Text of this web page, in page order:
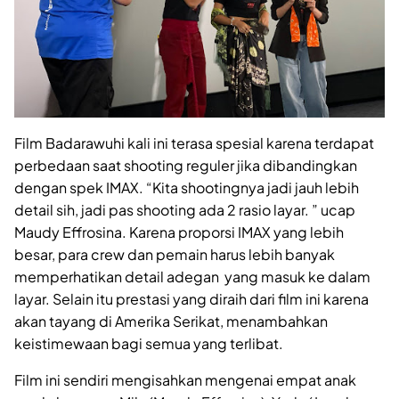
Film Badarawuhi kali ini terasa spesial karena terdapat
perbedaan saat shooting reguler jika dibandingkan
dengan spek IMAX. “Kita shootingnya jadi jauh lebih
detail sih, jadi pas shooting ada 2 rasio layar. ” ucap
Maudy Effrosina. Karena proporsi IMAX yang lebih
besar, para crew dan pemain harus lebih banyak
memperhatikan detail adegan yang masuk ke dalam
layar. Selain itu prestasi yang diraih dari film ini karena
akan tayang di Amerika Serikat, menambahkan
keistimewaan bagi semua yang terlibat.
Film ini sendiri mengisahkan mengenai empat anak